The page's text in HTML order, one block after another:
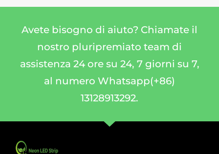
Avete bisogno di aiuto? Chiamate il
nostro pluripremiato team di
assistenza 24 ore su 24, 7 giorni su 7,
al numero Whatsapp(+86)
13128913292.